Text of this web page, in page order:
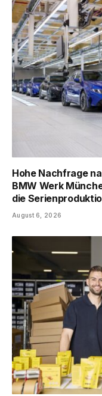
Hohe Nachfrage
BMW Werk
die
August 6, 2026